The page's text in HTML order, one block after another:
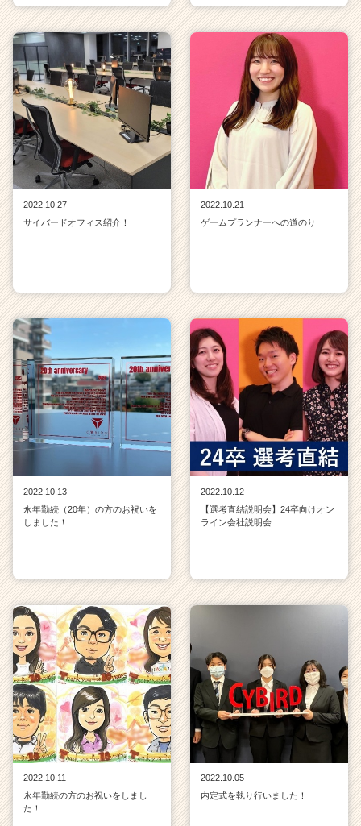
2022.10.27
サイバードオフィス紹介！
2022.10.21
ゲームプランナーへの道のり
2022.10.13
永年勤続（20年）の方のお祝いを
しました！
2022.10.12
【選考直結説明会】24卒向けオン
ライン会社説明会
2022.10.11
永年勤続の方のお祝いをしまし
た！
2022.10.05
内定式を執り行いました！